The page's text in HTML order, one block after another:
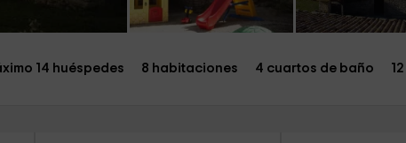
14 huéspedes 8 habitaciones 4 cuartos de baño